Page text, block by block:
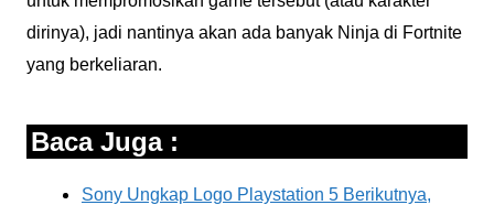
dirinya), jadi nantinya akan ada banyak Ninja di Fortnite
yang berkeliaran.
Baca Juga :
Sony Ungkap Logo Playstation 5 Berikutnya,